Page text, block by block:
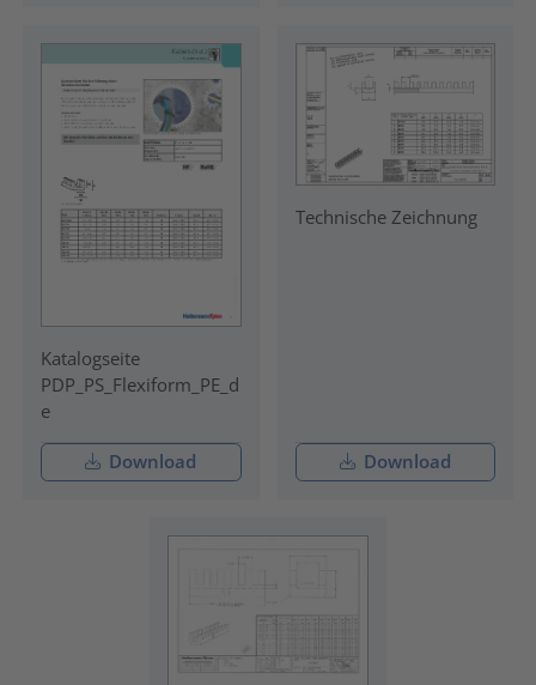
Katalogseite
PDP_PS_Flexiform_PE_d
e
Download
Technische Zeichnung
Download